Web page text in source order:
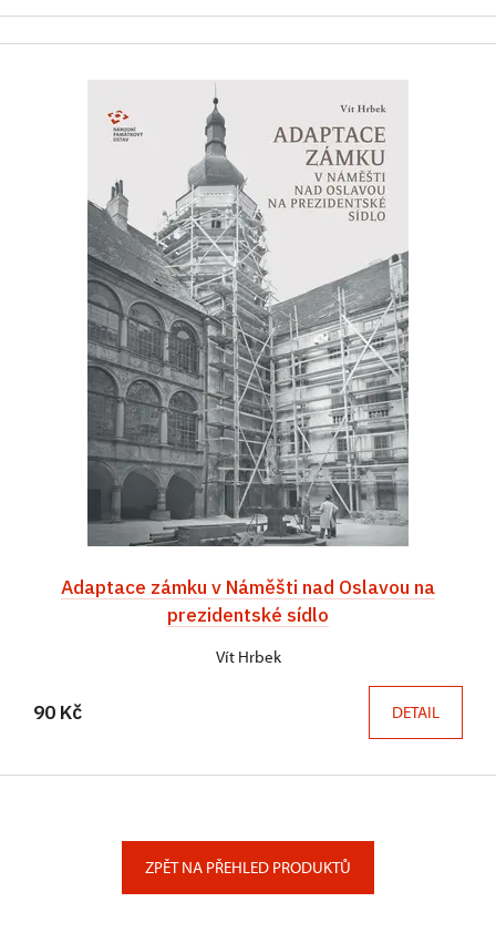
Adaptace zámku v Náměšti nad Oslavou na
prezidentské sídlo
Vít Hrbek
90 Kč DETAIL
ZPĚT NA PŘEHLED PRODUKTŮ